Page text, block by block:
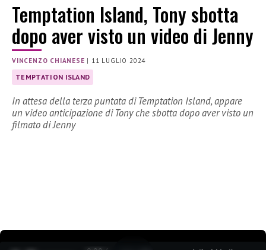
Temptation Island, Tony sbotta
dopo aver visto un video di Jenny
VINCENZO CHIANESE | 11 LUGLIO 2024
TEMPTATION ISLAND
In attesa della terza puntata di Temptation Island, appare
un video anticipazione di Tony che sbotta dopo aver visto un
filmato di Jenny